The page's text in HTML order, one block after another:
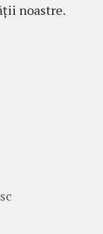
noastre.